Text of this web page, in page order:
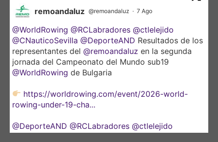
remoandaluz @remoandaluz · 7 Ago
@WorldRowing @RCLabradores @ctlelejido
@CNauticoSevilla @DeporteAND Resultados de los
representantes del @remoandaluz en la segunda
jornada del Campeonato del Mundo sub19
@WorldRowing de Bulgaria
https://worldrowing.com/event/2026-world-
rowing-under-19-cha...
@DeporteAND @RCLabradores @ctlelejido